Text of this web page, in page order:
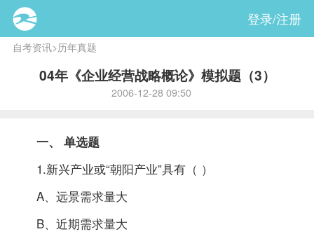
登录/注册
自考资讯>历年真题
04年《企业经营战略概论》模拟题（3）
2006-12-28 09:50
一、 单选题
1.新兴产业或“朝阳产业”具有（ ）
A、远景需求量大
B、近期需求量大